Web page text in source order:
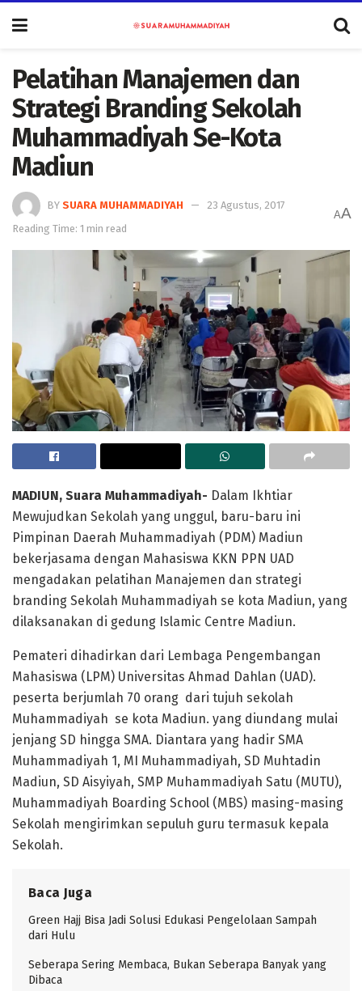
Pelatihan Manajemen dan
Strategi Branding Sekolah
Muhammadiyah Se-Kota
Madiun
BY SUARA MUHAMMADIYAH
23 Agustus, 2017
Reading Time: 1 min read
AA
MADIUN, Suara Muhammadiyah- Dalam Ikhtiar
Mewujudkan Sekolah yang unggul, baru-baru ini
Pimpinan Daerah Muhammadiyah (PDM) Madiun
bekerjasama dengan Mahasiswa KKN PPN UAD
mengadakan pelatihan Manajemen dan strategi
branding Sekolah Muhammadiyah se kota Madiun, yang
dilaksanakan di gedung Islamic Centre Madiun.
Pemateri dihadirkan dari Lembaga Pengembangan
Mahasiswa (LPM) Universitas Ahmad Dahlan (UAD).
peserta berjumlah 70 orang dari tujuh sekolah
Muhammadiyah se kota Madiun. yang diundang mulai
jenjang SD hingga SMA. Diantara yang hadir SMA
Muhammadiyah 1, MI Muhammadiyah, SD Muhtadin
Madiun, SD Aisyiyah, SMP Muhammadiyah Satu (MUTU),
Muhammadiyah Boarding School (MBS) masing-masing
Sekolah mengirimkan sepuluh guru termasuk kepala
Sekolah.
Baca Juga
Green Hajj Bisa Jadi Solusi Edukasi Pengelolaan Sampah
dari Hulu
Seberapa Sering Membaca, Bukan Seberapa Banyak yang
Dibaca